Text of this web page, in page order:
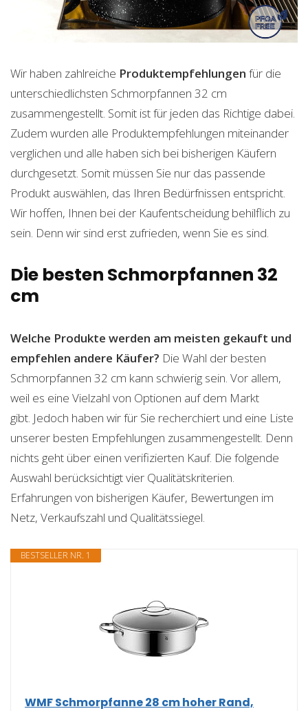
Wir haben zahlreiche Produktempfehlungen für die
unterschiedlichsten Schmorpfannen 32 cm
zusammengestellt. Somit ist für jeden das Richtige dabei.
Zudem wurden alle Produktempfehlungen miteinander
verglichen und alle haben sich bei bisherigen Käufern
durchgesetzt. Somit müssen Sie nur das passende
Produkt auswählen, das Ihren Bedürfnissen entspricht.
Wir hoffen, Ihnen bei der Kaufentscheidung behilflich zu
sein. Denn wir sind erst zufrieden, wenn Sie es sind.
Die besten Schmorpfannen 32
cm
Welche Produkte werden am meisten gekauft und
empfehlen andere Käufer? Die Wahl der besten
Schmorpfannen 32 cm kann schwierig sein. Vor allem,
weil es eine Vielzahl von Optionen auf dem Markt
gibt. Jedoch haben wir für Sie recherchiert und eine Liste
unserer besten Empfehlungen zusammengestellt. Denn
nichts geht über einen verifizierten Kauf. Die folgende
Auswahl berücksichtigt vier Qualitätskriterien.
Erfahrungen von bisherigen Käufer, Bewertungen im
Netz, Verkaufszahl und Qualitätssiegel.
BESTSELLER NR. 1
WMF Schmorpfanne 28 cm hoher Rand,